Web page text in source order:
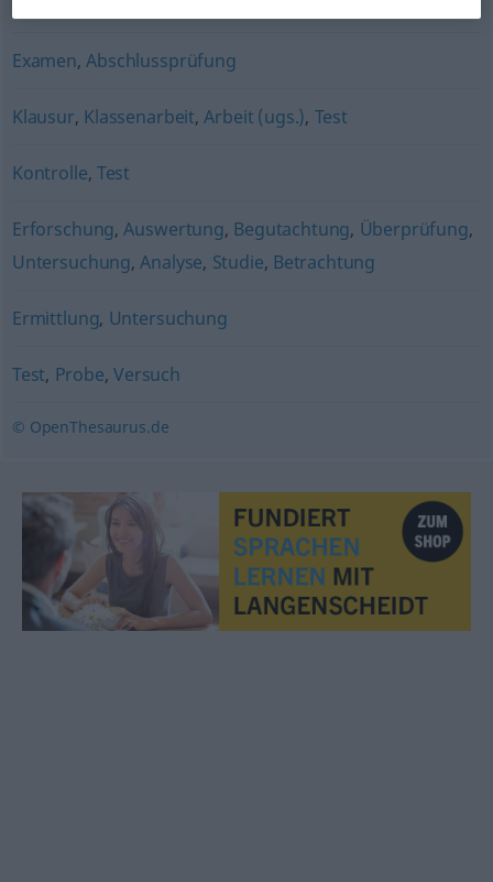
Examen,Abschlussprüfung
Klausur, Klassenarbeit,Arbeit (ugs.), Test
Kontrolle, Test
Erforschung,Auswertung, Begutachtung, Überprüfung,
Untersuchung,Analyse, Studie, Betrachtung
Ermittlung, Untersuchung
Test, Probe,Versuch
© OpenThesaurus.de